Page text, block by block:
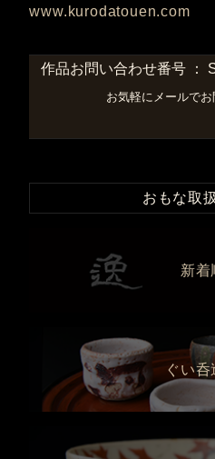
www.kurodatouen.com
作品お問い合わせ番号 ：
お気軽にメールで
おもな取
新着
ぐい呑